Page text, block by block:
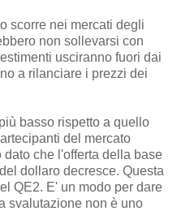
scorre nei mercati degli
non sollevarsi con
usciranno fuori dai
a rilanciare i prezzi dei
basso rispetto a quello
del mercato
che l'offerta della base
dollaro decresce. Questa
QE2. E' un modo per dare
svalutazione non è uno